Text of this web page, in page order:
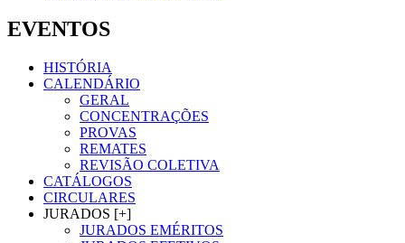
EVENTOS
HISTÓRIA
CALENDÁRIO
GERAL
CONCENTRAÇÕES
PROVAS
REMATES
REVISÃO COLETIVA
CATÁLOGOS
CIRCULARES
JURADOS [+]
JURADOS EMÉRITOS